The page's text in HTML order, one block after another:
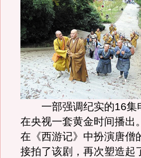
一部强调纪实的16集
在央视一套黄金时间播出
在《西游记》中扮演唐僧
接拍了该剧，再次塑造